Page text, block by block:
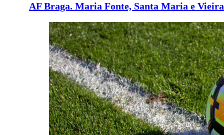
AF Braga. Maria Fonte, Santa Maria e